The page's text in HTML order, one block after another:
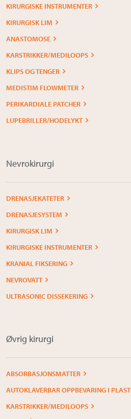
KIRURGISKE INSTRUMENTER
KIRURGISK LIM
ANASTOMOSE
KARSTRIKKER/MEDILOOPS
KLIPS OG TENGER
MEDISTIM FLOWMETER
PERIKARDIALE PATCHER
LUPEBRILLER/HODELYKT
Nevrokirurgi
DRENASJEKATETER
DRENASJESYSTEM
KIRURGISK LIM
KIRURGISKE INSTRUMENTER
KRANIAL FIKSERING
NEVROVATT
ULTRASONIC DISSEKERING
Øvrig kirurgi
ABSORBASJONSMATTER
AUTOKLAVERBAR OPPBEVARING I PLAST
KARSTRIKKER/MEDILOOPS